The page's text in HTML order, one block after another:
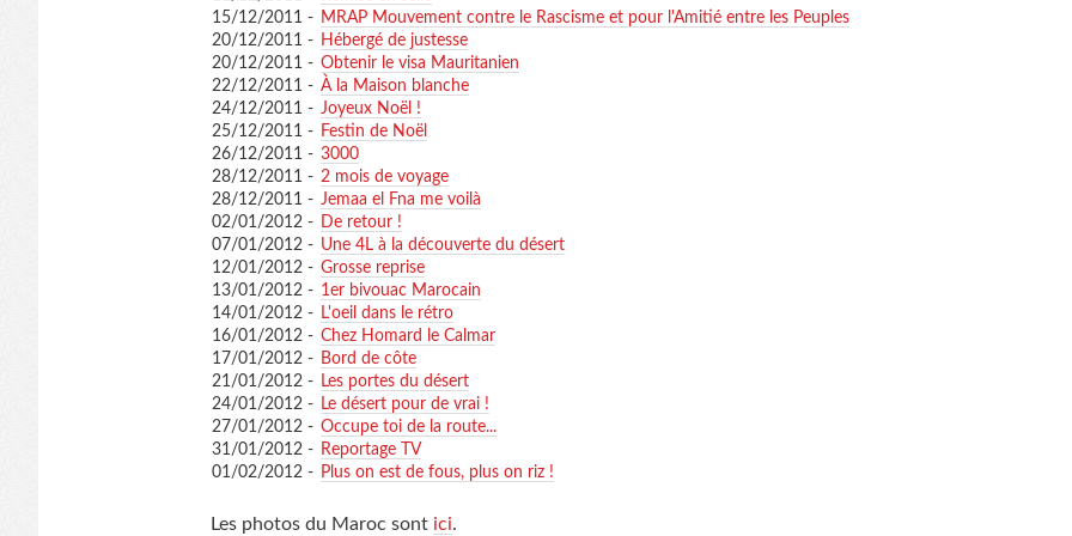
15/12/2011 - MRAP Mouvement contre le Rascisme et pour l'Amitié entre les Peuples
20/12/2011 - Hébergé de justesse
20/12/2011 - Obtenir le visa Mauritanien
22/12/2011 - À la Maison blanche
24/12/2011 - Joyeux Noël !
25/12/2011 - Festin de Noël
26/12/2011 - 3000
28/12/2011 - 2 mois de voyage
28/12/2011 - Jemaa el Fna me voilà
02/01/2012 - De retour !
07/01/2012 - Une 4L à la découverte du désert
12/01/2012 - Grosse reprise
13/01/2012 - 1er bivouac Marocain
14/01/2012 - L'oeil dans le rétro
16/01/2012 - Chez Homard le Calmar
17/01/2012 - Bord de côte
21/01/2012 - Les portes du désert
24/01/2012 - Le désert pour de vrai !
27/01/2012 - Occupe toi de la route...
31/01/2012 - Reportage TV
01/02/2012 - Plus on est de fous, plus on riz !
Les photos du Maroc sont ici.